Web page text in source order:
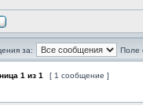
за: Поле
1 из 1 [ 1 сообщение ]